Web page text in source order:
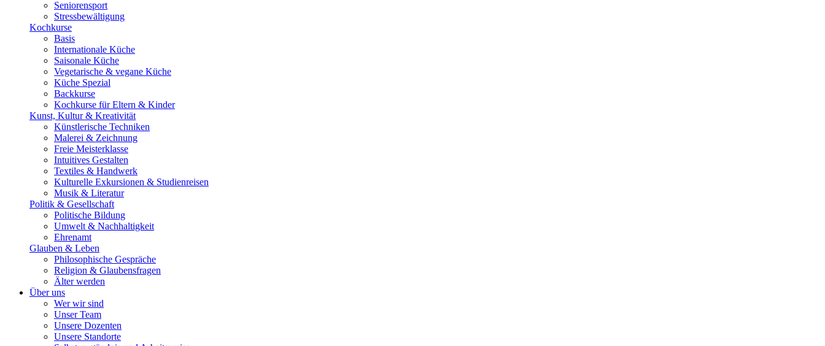
Seniorensport
Stressbewältigung
Kochkurse
Basis
Internationale Küche
Saisonale Küche
Vegetarische & vegane Küche
Küche Spezial
Backkurse
Kochkurse für Eltern & Kinder
Kunst, Kultur & Kreativität
Künstlerische Techniken
Malerei & Zeichnung
Freie Meisterklasse
Intuitives Gestalten
Textiles & Handwerk
Kulturelle Exkursionen & Studienreisen
Musik & Literatur
Politik & Gesellschaft
Politische Bildung
Umwelt & Nachhaltigkeit
Ehrenamt
Glauben & Leben
Philosophische Gespräche
Religion & Glaubensfragen
Älter werden
Über uns
Wer wir sind
Unser Team
Unsere Dozenten
Unsere Standorte